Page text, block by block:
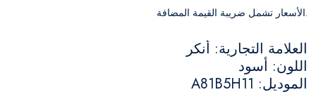
.الأسعار تشمل ضريبة القيمة المضافة
العلامة التجارية: أنكر
اللون: أسود
الموديل: A81B5H11